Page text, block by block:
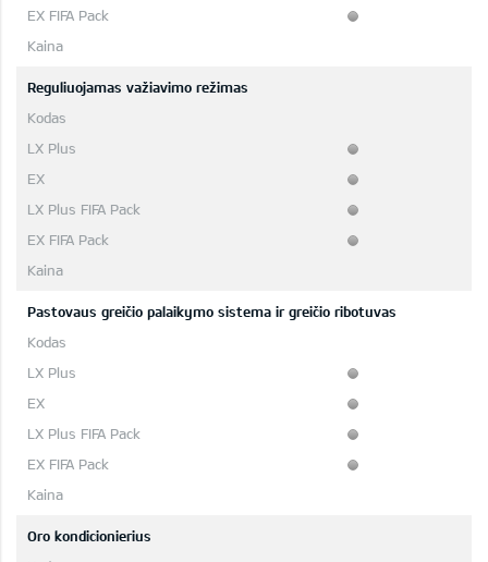
Reguliuojamas važiavimo režimas
Pastovaus greičio palaikymo sistema ir greičio ribotuvas
Oro kondicionierius